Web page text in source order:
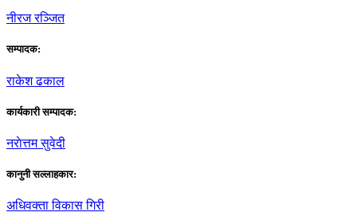
नीरज रञ्जित
सम्पादक:
राकेश ढकाल
कार्यकारी सम्पादक:
नराेत्तम सुवेदी
कानुनी सल्लाहकार:
अधिवक्ता विकास गिरी